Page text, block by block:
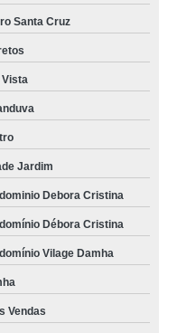
Santa Cruz
Vista
Jardim
Debora Cristina
Débora Cristina
Vilage Damha
Vendas